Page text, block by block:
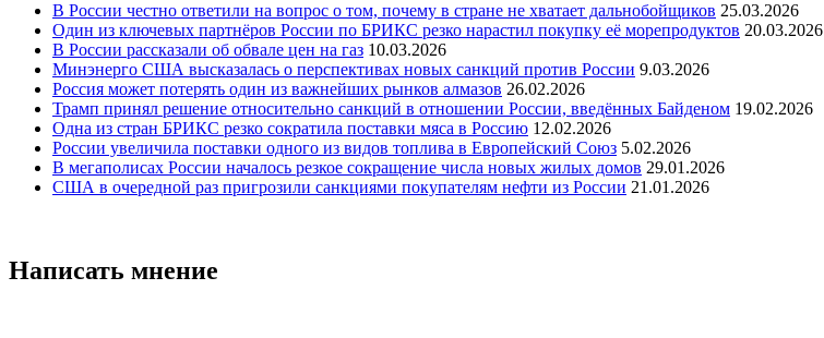
В России честно ответили на вопрос о том, почему в стране не хватает дальнобойщиков 25.03.2026
Один из ключевых партнёров России по БРИКС резко нарастил покупку её морепродуктов 20.03.2026
В России рассказали об обвале цен на газ 10.03.2026
Минэнерго США высказалась о перспективах новых санкций против России 9.03.2026
Россия может потерять один из важнейших рынков алмазов 26.02.2026
Трамп принял решение относительно санкций в отношении России, введённых Байденом 19.02.2026
Одна из стран БРИКС резко сократила поставки мяса в Россию 12.02.2026
России увеличила поставки одного из видов топлива в Европейский Союз 5.02.2026
В мегаполисах России началось резкое сокращение числа новых жилых домов 29.01.2026
США в очередной раз пригрозили санкциями покупателям нефти из России 21.01.2026
Написать мнение